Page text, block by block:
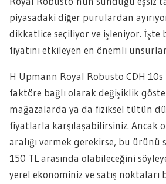
piyasadaki diğer purulardan
dikkatlice seçiliyor ve işleniyor. İşte
fiyatını etkileyen en önemli
H Upmann Royal Robusto CDH
faktöre bağlı olarak değişiklik
mağazalarda ya da fiziksel tütün
fiyatlarla karşılaşabilirsiniz. Ancak
aralığı vermek gerekirse, bu ürünü
150 TL arasında olabileceğini
yerel ekonominiz ve satış noktaları